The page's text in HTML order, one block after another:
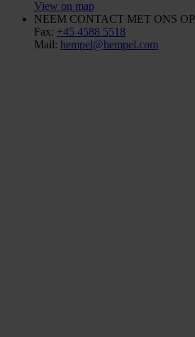
View on map
NEEM CONTACT MET ONS OP
Fax: +45 4588 5518
Mail: hempel@hempel.com